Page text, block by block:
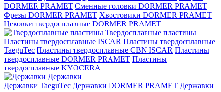
DORMER PRAMET Сменные головки DORMER PRAMET
Фрезы DORMER PRAMET Хвостовики DORMER PRAMET
Цековки твердосплавные DORMER PRAMET
Твердосплавные пластины
Пластины твердосплавные ISCAR Пластины твердосплавные
TaeguTec Пластины твердосплавные CBN ISCAR Пластины
твердосплавные DORMER PRAMET Пластины
твердосплавные KYOCERA
Державки
Державки TaeguTec Державки DORMER PRAMET Державки